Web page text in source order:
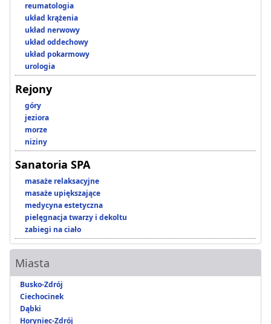
reumatologia
układ krążenia
układ nerwowy
układ oddechowy
układ pokarmowy
urologia
Rejony
góry
jeziora
morze
niziny
Sanatoria SPA
masaże relaksacyjne
masaże upiększające
medycyna estetyczna
pielęgnacja twarzy i dekoltu
zabiegi na ciało
Miasta
Busko-Zdrój
Ciechocinek
Dąbki
Horyniec-Zdrój